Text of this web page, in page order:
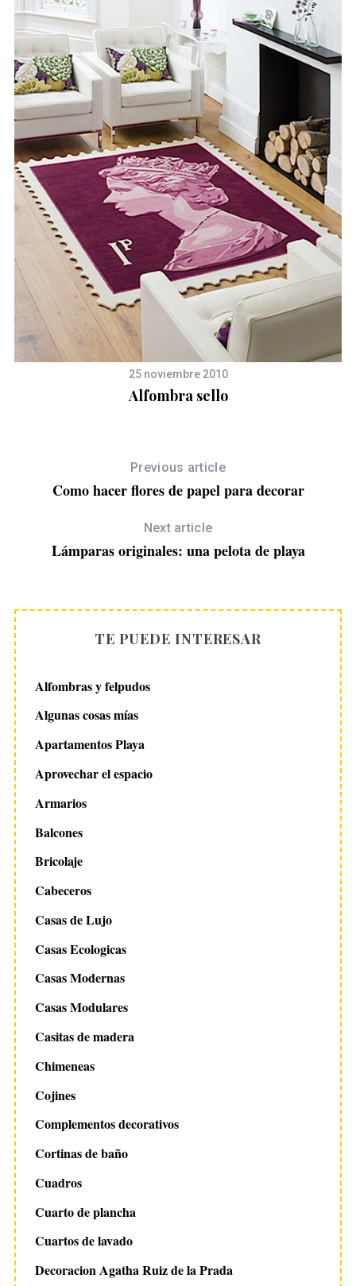
25 noviembre 2010
Alfombra sello
Previous article
Como hacer flores de papel para decorar
Next article
Lámparas originales: una pelota de playa
TE PUEDE INTERESAR
Alfombras y felpudos
Algunas cosas mías
Apartamentos Playa
Aprovechar el espacio
Armarios
Balcones
Bricolaje
Cabeceros
Casas de Lujo
Casas Ecologicas
Casas Modernas
Casas Modulares
Casitas de madera
Chimeneas
Cojines
Complementos decorativos
Cortinas de baño
Cuadros
Cuarto de plancha
Cuartos de lavado
Decoracion Agatha Ruiz de la Prada